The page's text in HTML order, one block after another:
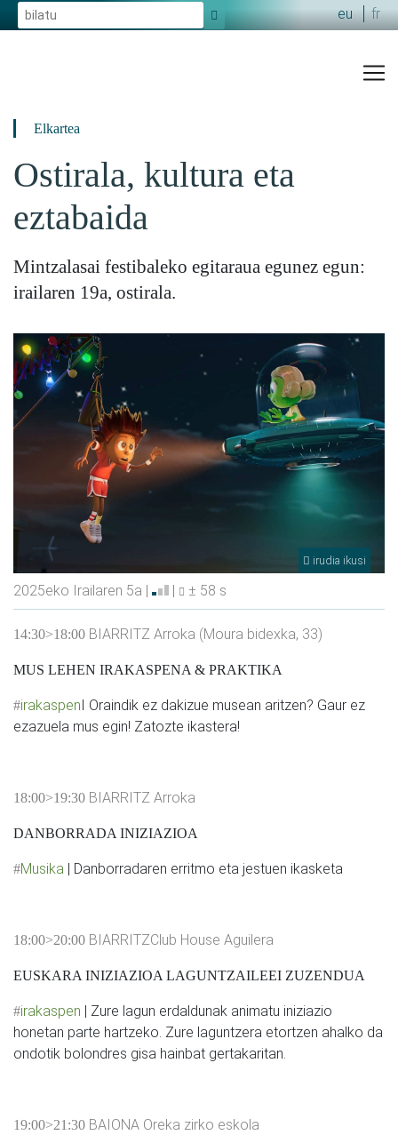
eu fr
Elkartea
Ostirala, kultura eta
eztabaida
Mintzalasai festibaleko egitaraua egunez egun:
irailaren 19a, ostirala.
irudia ikusi
2025eko Irailaren 5a | ± 58 s
14:30>18:00 BIARRITZ Arroka (Moura bidexka, 33)
MUS LEHEN IRAKASPENA & PRAKTIKA
#irakaspen I Oraindik ez dakizue musean aritzen? Gaur ez
ezazuela mus egin! Zatozte ikastera!
18:00>19:30 BIARRITZ Arroka
DANBORRADA INIZIAZIOA
#Musika | Danborradaren erritmo eta jestuen ikasketa
18:00>20:00 BIARRITZClub House Aguilera
EUSKARA INIZIAZIOA LAGUNTZAILEEI ZUZENDUA
#irakaspen
| Zure lagun erdaldunak animatu iniziazio
honetan parte hartzeko. Zure laguntzera etortzen ahalko da
ondotik bolondres gisa hainbat gertakaritan.
19:00>21:30 BAIONA Oreka zirko eskola